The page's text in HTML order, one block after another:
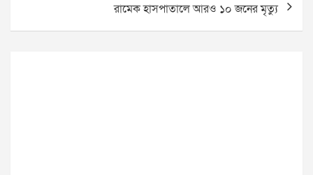
রামেক হাসপাতালে আরও ১০ জনের মৃত্যু